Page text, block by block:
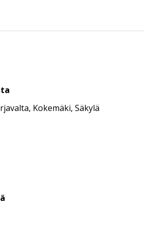
Kokemäki, Säkylä